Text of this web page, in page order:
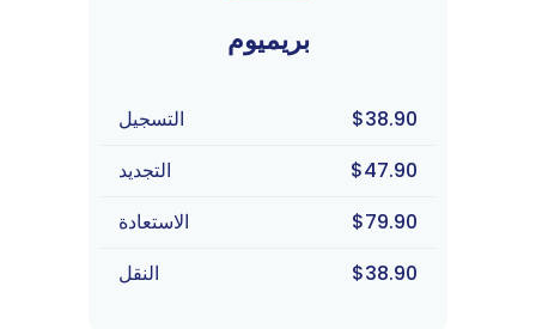
بريميوم
$38.90
التسجيل
$47.90
التجديد
$79.90
الاستعادة
$38.90
النقل